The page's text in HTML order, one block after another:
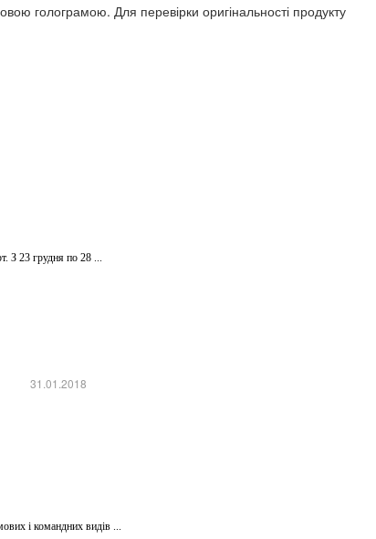
голограмою. Для перевірки оригінальності продукту
31.01.2018
З 23 грудня по 28 ...
і командних видів ...